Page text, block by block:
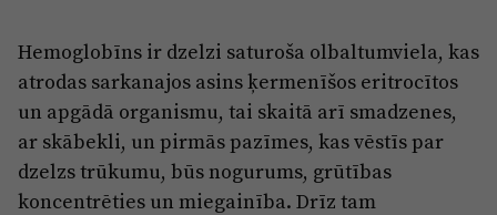
Hemoglobīns ir dzelzi saturoša olbaltumviela, kas
atrodas sarkanajos asins ķermenīšos eritrocītos
un apgādā organismu, tai skaitā arī smadzenes,
ar skābekli, un pirmās pazīmes, kas vēstīs par
dzelzs trūkumu, būs nogurums, grūtības
koncentrēties un miegainība. Drīz tam